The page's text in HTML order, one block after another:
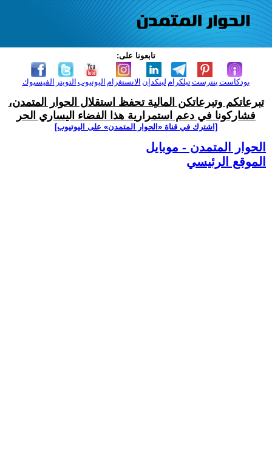
تابعونا على:
الفيسبوك التويتر اليوتيوب الانستغرام لينكدإن تيلكرامبنترست بودكاست
تبرعاتكم وتبرعاتكن المالية تحفظ استقلال الحوار المتمدن،
فشاركونا في دعم استمرارية هذا الفضاء اليساري الحر
[اشترك في قناة ‫«الحوار المتمدن» على اليوتيوب]
الحوار المتمدن - موبايل
الموقع الرئيسي